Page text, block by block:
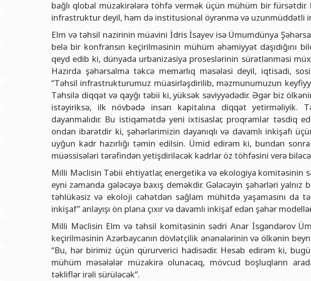
bağlı qlobal müzakirələrə töhfə vermək üçün mühüm bir fürsətdir.
infrastruktur deyil, həm də institusional öyrənmə və uzunmüddətli
Elm və təhsil nazirinin müavini İdris İsayev isə Ümumdünya
belə bir konfransın keçirilməsinin mühüm əhəmiyyət daşıdığını
qeyd edib ki, dünyada urbanizasiya proseslərinin sürətlənməsi
Hazırda şəhərsalma təkcə memarlıq məsələsi deyil, iqtisadi,
“Təhsil infrastrukturumuz müasirləşdirilib, məzmunumuzun
Təhsilə diqqət və qayğı təbii ki, yüksək səviyyədədir. Əgər biz
istəyiriksə, ilk növbədə insan kapitalına diqqət yetirməliyik.
dayanmalıdır. Bu istiqamətdə yeni ixtisaslar, proqramlar təsdiq
ondan ibarətdir ki, şəhərlərimizin dayanıqlı və davamlı inkişafı
uyğun kadr hazırlığı təmin edilsin. Ümid edirəm ki, bundan
müəssisələri tərəfindən yetişdiriləcək kadrlar öz töhfəsini verə
Milli Məclisin Təbii ehtiyatlar, energetika və ekologiya komitəsinin
eyni zamanda gələcəyə baxış deməkdir. Gələcəyin şəhərləri
təhlükəsiz və ekoloji cəhətdən sağlam mühitdə yaşamasını da
inkişaf” anlayışı ön plana çıxır və davamlı inkişaf edən şəhər
Milli Məclisin Elm və təhsil komitəsinin sədri Anar İsgəndərov
keçirilməsinin Azərbaycanın dövlətçilik ənənələrinin və ölkənin
“Bu, hər birimiz üçün qürurverici hadisədir. Hesab edirəm ki,
mühüm məsələlər müzakirə olunacaq, mövcud boşluqların
təkliflər irəli sürüləcək”.